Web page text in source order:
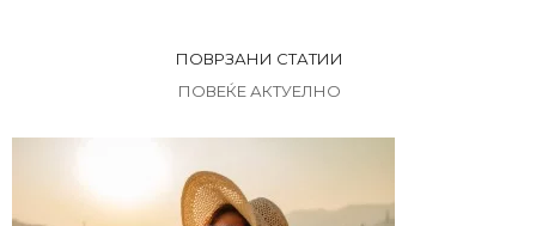
ПОВРЗАНИ СТАТИИ
ПОВЕЌЕ АКТУЕЛНО